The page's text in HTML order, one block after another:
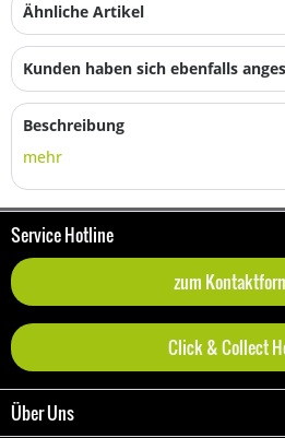
Ähnliche Artikel
Kunden haben sich ebenfalls
Beschreibung
mehr
Service Hotline
zum
Click & Collect
Über Uns